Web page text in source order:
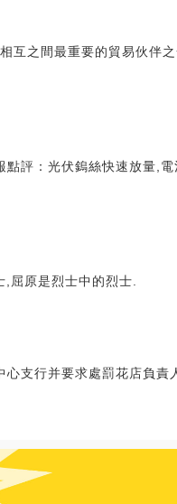
互之間最重要的貿易伙伴之
評：光伏鎢絲快速放量,電
屈原是烈士中的烈士.
支行并要求處罰花店負責